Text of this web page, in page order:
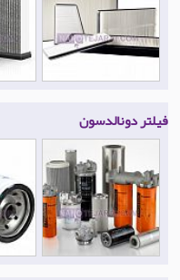
فیلتر دونالدسون